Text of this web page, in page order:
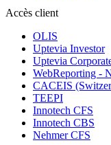
Accès client
OLIS
Uptevia Investor
Uptevia
WebReporting -
CACEIS
TEEPI
Innotech CFS
Innotech CBS
Nehmer CFS